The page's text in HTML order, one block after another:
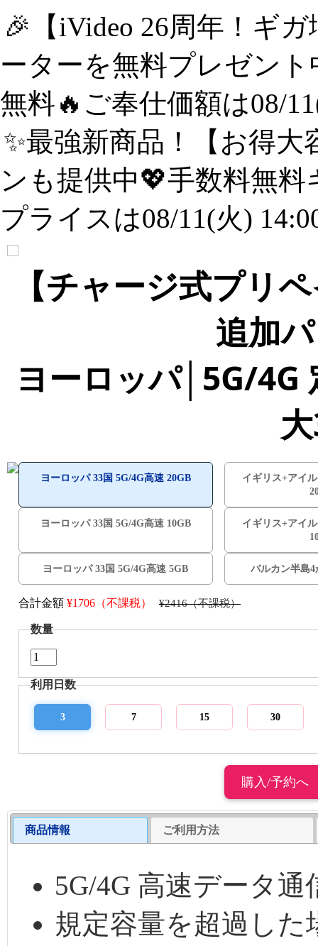
🎉【iVideo 26周年！ギ
ーターを無料プレゼン
無料🔥ご奉仕価額は08/
✨️最強新商品！【お得
ンも提供中💖手数料無
プライスは08/11(火)
【チャージ式プリ
追加
ヨーロッパ│5G/4G
ヨーロッパ 33国 5G/4G高速 20GB
イギリス+アイ
ヨーロッパ 33国 5G/4G高速 10GB
イギリス+アイ
ヨーロッパ 33国 5G/4G高速 5GB バルカン半島4
合計金額 ¥1706（不課税） ¥2416（不課税）
数量
利用日数
3 7 15 30
商品情報 ご利用方法
5G/4G 高速データ通
規定容量を超過した